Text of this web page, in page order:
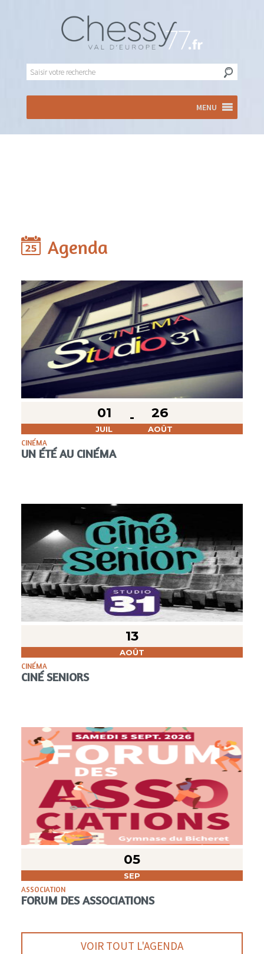
MENU
Agenda
01
JUIL
26
AOÛT
CINÉMA
UN ÉTÉ AU CINÉMA
13
AOÛT
CINÉMA
CINÉ SENIORS
05
SEP
ASSOCIATION
FORUM DES ASSOCIATIONS
VOIR TOUT L'AGENDA